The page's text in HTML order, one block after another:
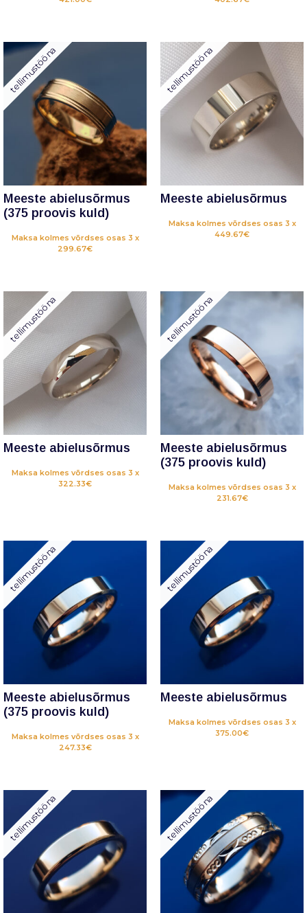
tellimustööna
Meeste abielusõrmus
(375 proovis kuld)
Maksa kolmes võrdses osas 3 x
299.67€
tellimustööna
Meeste abielusõrmus
Maksa kolmes võrdses osas 3 x
449.67€
tellimustööna
Meeste abielusõrmus
Maksa kolmes võrdses osas 3 x
322.33€
tellimustööna
Meeste abielusõrmus
(375 proovis kuld)
Maksa kolmes võrdses osas 3 x
231.67€
tellimustööna
Meeste abielusõrmus
(375 proovis kuld)
Maksa kolmes võrdses osas 3 x
247.33€
tellimustööna
Meeste abielusõrmus
Maksa kolmes võrdses osas 3 x
375.00€
tellimustööna tellimustööna